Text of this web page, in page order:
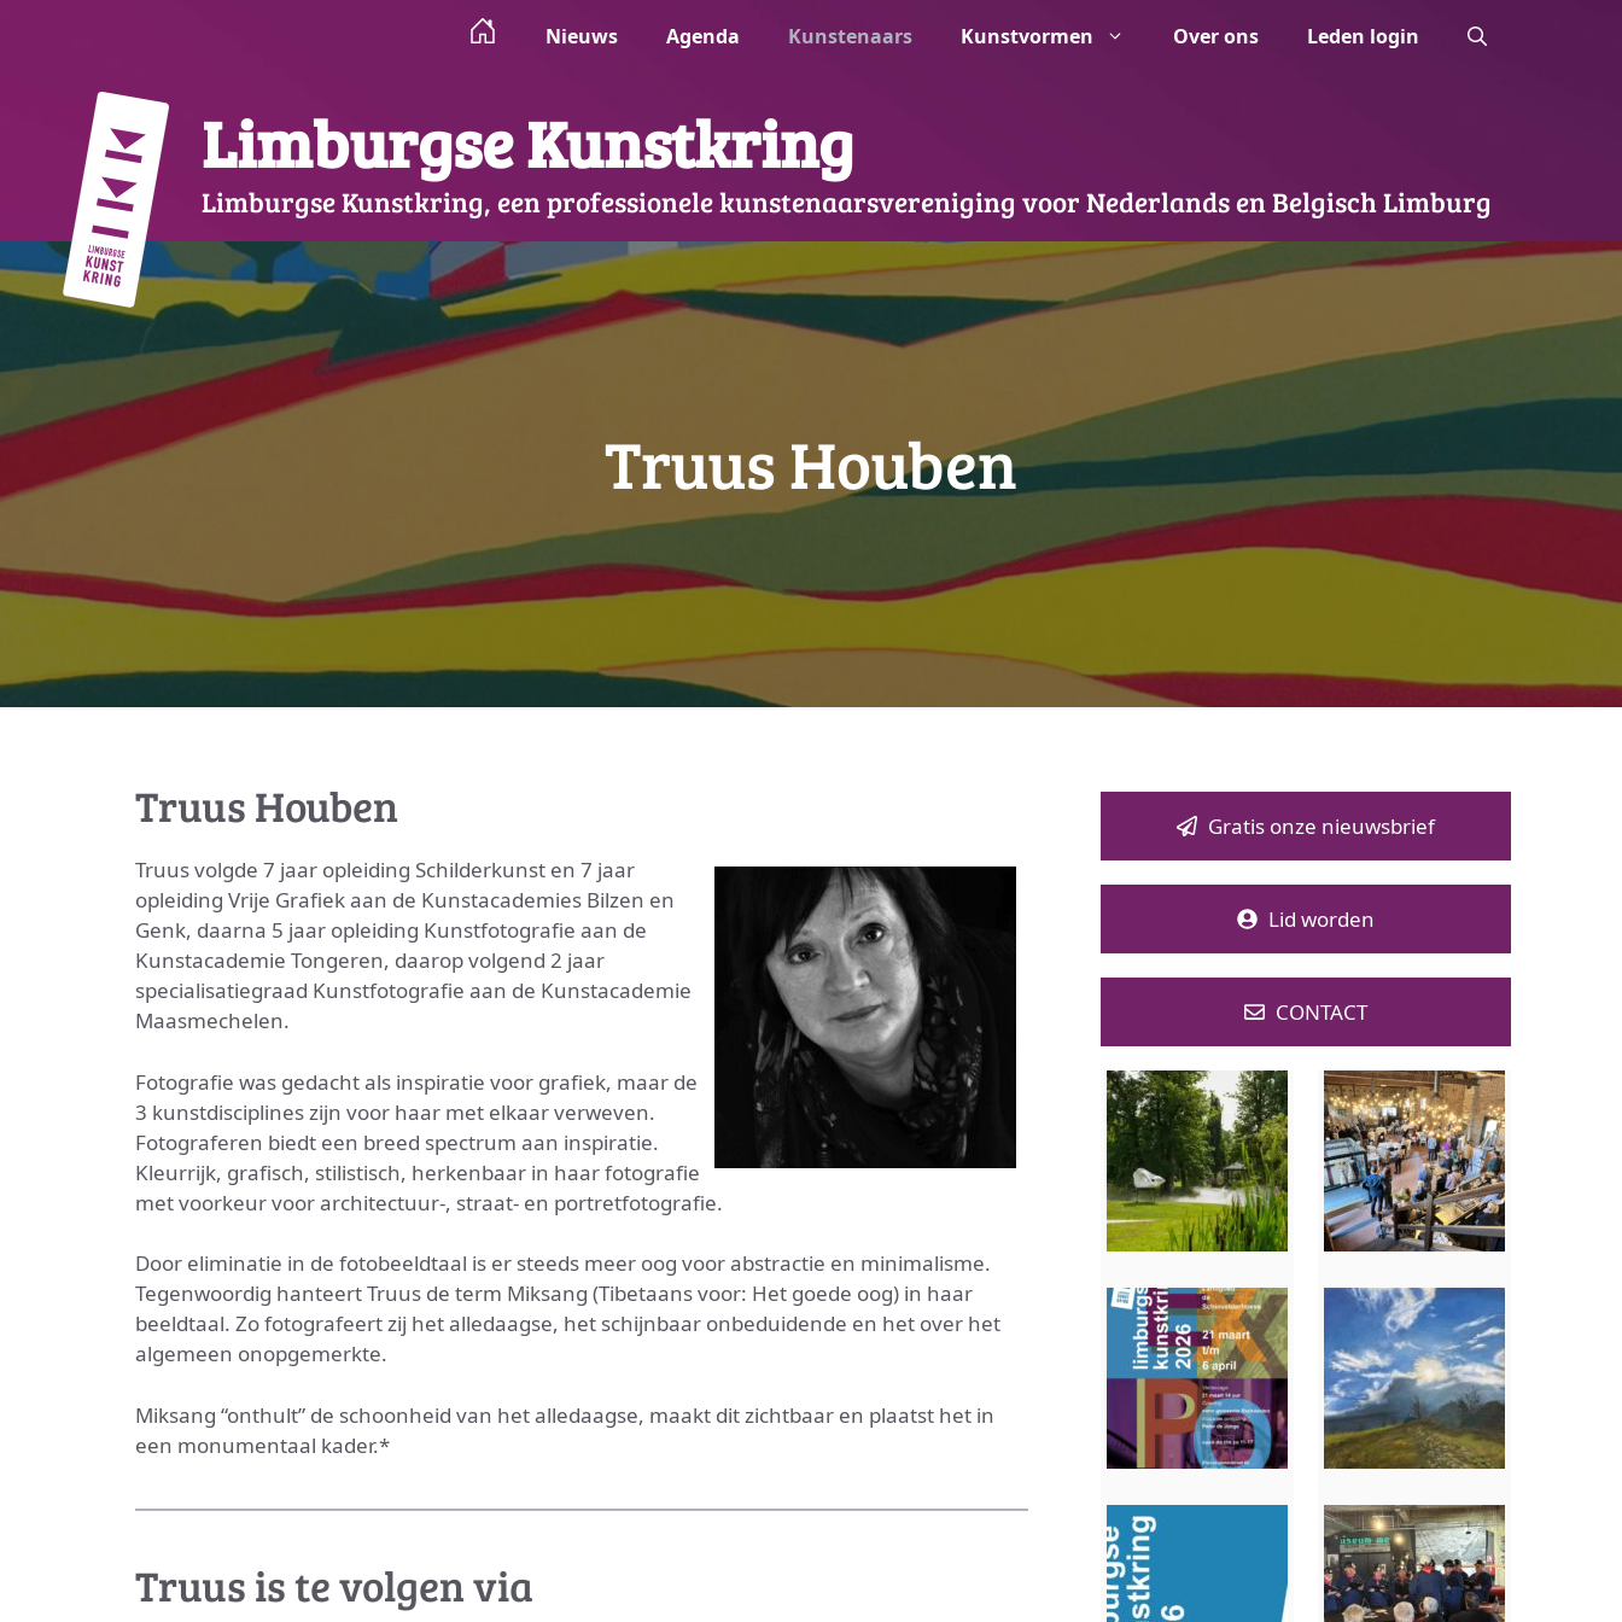
Nieuws Agenda Kunstenaars Kunstvormen Over ons Leden login
Limburgse Kunstkring
Limburgse Kunstkring, een professionele kunstenaarsvereniging voor Nederlands en Belgisch Limburg
Truus Houben
Truus Houben
Truus volgde 7 jaar opleiding Schilderkunst en 7 jaar
opleiding Vrije Grafiek aan de Kunstacademies Bilzen en
Genk, daarna 5 jaar opleiding Kunstfotografie aan de
Kunstacademie Tongeren, daarop volgend 2 jaar
specialisatiegraad Kunstfotografie aan de Kunstacademie
Maasmechelen.
Fotografie was gedacht als inspiratie voor grafiek, maar de
3 kunstdisciplines zijn voor haar met elkaar verweven.
Fotograferen biedt een breed spectrum aan inspiratie.
Kleurrijk, grafisch, stilistisch, herkenbaar in haar fotografie
met voorkeur voor architectuur-, straat- en portretfotografie.
Door eliminatie in de fotobeeldtaal is er steeds meer oog voor abstractie en minimalisme.
Tegenwoordig hanteert Truus de term Miksang (Tibetaans voor: Het goede oog) in haar
beeldtaal. Zo fotografeert zij het alledaagse, het schijnbaar onbeduidende en het over het
algemeen onopgemerkte.
Miksang “onthult” de schoonheid van het alledaagse, maakt dit zichtbaar en plaatst het in
een monumentaal kader.*
Truus is te volgen via
Gratis onze nieuwsbrief
Lid worden
CONTACT